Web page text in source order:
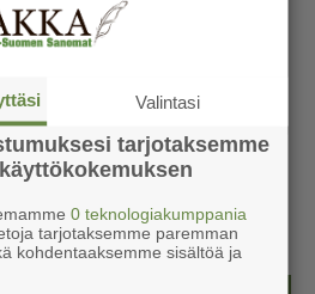
Valintasi
tarjotaksemme
0 teknologiakumppania
tarjotaksemme paremman
kohdentaaksemme sisältöä ja